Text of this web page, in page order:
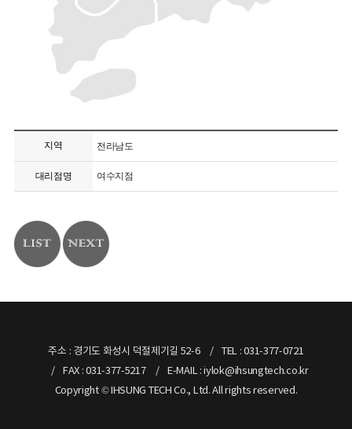
지역 전라남도
대리점명 여수지점
주소 : 경기도 화성시 덕절제기길 52-6
TEL : 031-377-0721
FAX : 031-377-5217
E-MAIL : iylok@ihsungtech.co.kr
Copyright © IHSUNG TECH Co., Ltd. All rights reserved.